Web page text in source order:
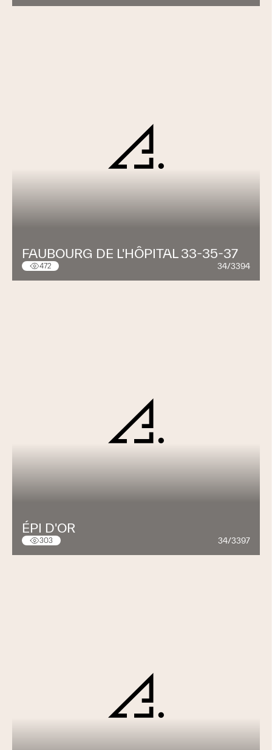
FAUBOURG DE L'HÔPITAL 33-35-37
472 34/3394
ÉPI D'OR
303 34/3397